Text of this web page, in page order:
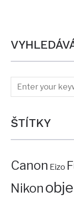
ŠTÍTKY
Canon Eizo
Nikon